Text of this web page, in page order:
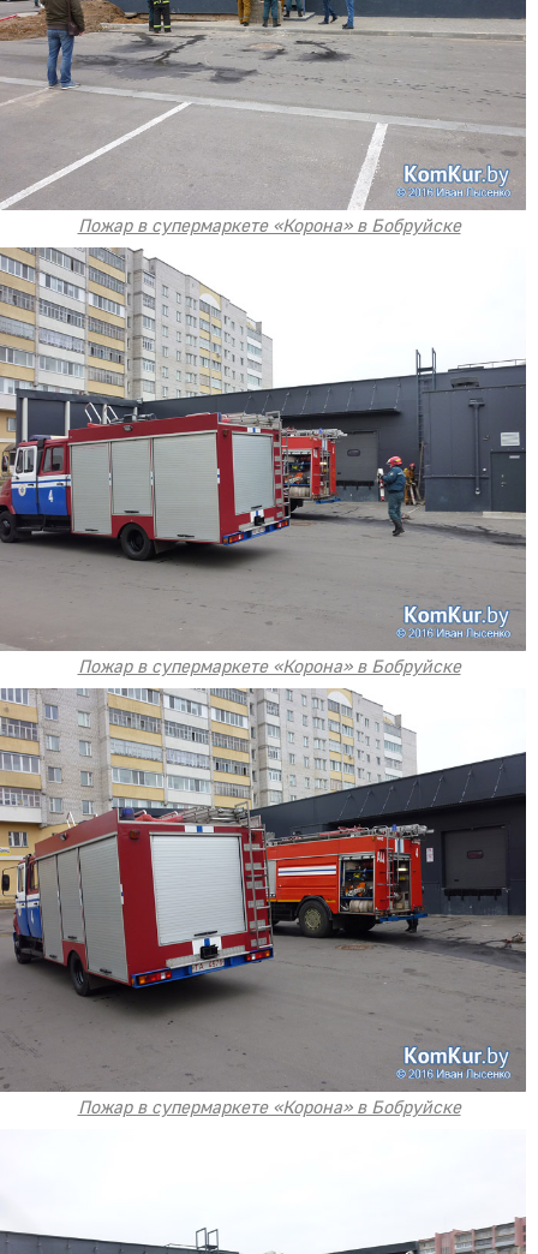
Пожар в супермаркете «Корона» в Бобруйске
Пожар в супермаркете «Корона» в Бобруйске
Пожар в супермаркете «Корона» в Бобруйске